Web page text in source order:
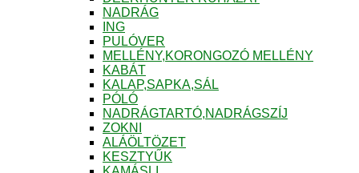
NADRÁG
ING
PULÓVER
MELLÉNY,KORONGOZÓ MELLÉNY
KABÁT
KALAP,SAPKA,SÁL
PÓLÓ
NADRÁGTARTÓ,NADRÁGSZÍJ
ZOKNI
ALÁÖLTÖZET
KESZTYŰK